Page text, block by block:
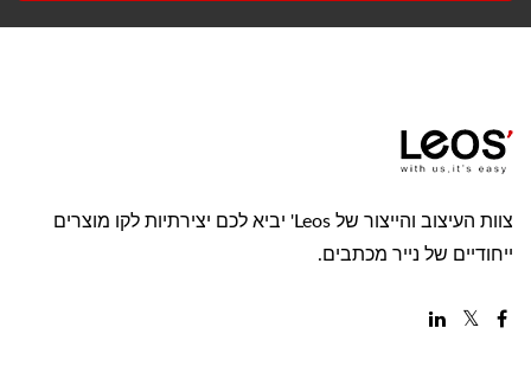
צוות העיצוב והייצור של Leos' יביא לכם יצירתיות לקו מוצרים
ייחודיים של נייר מכתבים.